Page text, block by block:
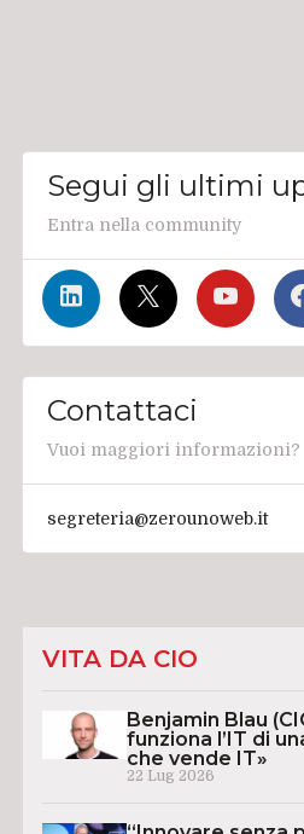
Segui gli ultimi
Entra nella community
Contattaci
Vuoi maggiori informazioni?
segreteria@zerounoweb.it
VITA DA CIO
Benjamin Blau
funziona l’IT di
che vende IT»
22 Lug 2026